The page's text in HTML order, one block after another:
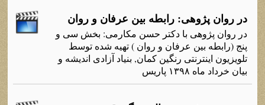
در روان پژوهی: رابطه بین عرفان و روان
در روان پژوهی با دکتر حسن مکارمی: بخش سی و
پنج (رابطه بین عرفان و روان ) تهیه شده توسط
تلویزیون اینترنتی رنگین کمان, بنیاد آزادی اندیشه و
بیان خرداد ماه ۱۳۹۸ پاریس